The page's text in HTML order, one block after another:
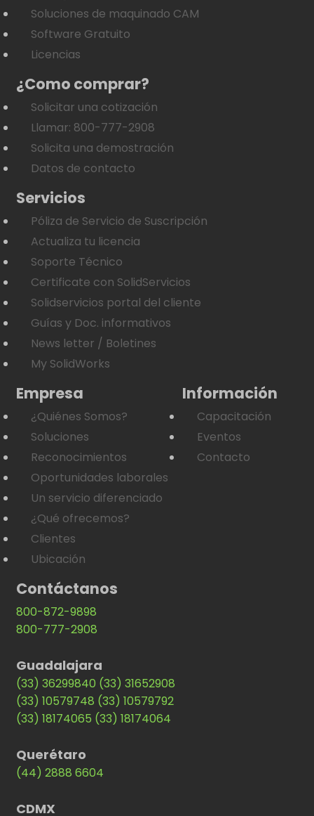
Soluciones de maquinado CAM
Software Gratuito
Licencias
¿Como comprar?
Solicitar una cotización
Llamar: 800-777-2908
Solicita una demostración
Datos de contacto
Servicios
Póliza de Servicio de Suscripción
Actualiza tu licencia
Soporte Técnico
Certificate con SolidServicios
Solidservicios portal del cliente
Guías y Doc. informativos
News letter / Boletines
My SolidWorks
Empresa
¿Quiénes Somos?
Soluciones
Reconocimientos
Oportunidades laborales
Un servicio diferenciado
¿Qué ofrecemos?
Clientes
Ubicación
Información
Capacitación
Eventos
Contacto
Contáctanos
800-872-9898
800-777-2908
Guadalajara
(33) 36299840 (33) 31652908
(33) 10579748 (33) 10579792
(33) 18174065 (33) 18174064
Querétaro
(44) 2888 6604
CDMX